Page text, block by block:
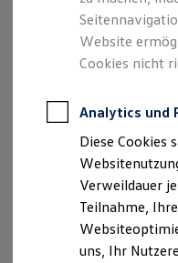
Junge
Leasing
Autokredit
Kfz-
Garantien
Geschäftskunden
Behörden
Eine
neue
ID. Polo
Website
Cookies nicht
Analytics und
Diese Cookies
Verweildauer
Teilnahme,
uns, Ihr